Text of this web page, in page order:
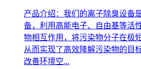
产品介绍：我们的离子除臭设备
备，利用高能电子、自由基等活
物相互作用，将污染物分子在极
从而实现了高效降解污染物的目
改善环境空...